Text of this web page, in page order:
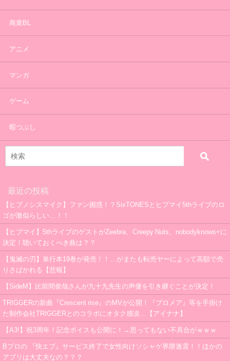
商業BL
アニメ
マンガ
ゲーム
暇つぶし
最近の投稿
【ヒプノシスマイク】ファン困惑！？SixTONESとヒプマイ5thライブのロ
ゴが激似らしい…！！
【ヒプマイ】5thライブのゲストがZeebra、Creepy Nuts、nobodyknows+に
決定！聴いておくべき曲は？？
【鬼滅の刃】単行本19巻が発売！！…がまたも転売ヤーによって高額で売
りさばかれる【悲報】
【SideM】比留間俊哉さんが九十九先生の声優を引き継ぐことが決定！
TRIGGERの新曲『Crescent rise』のMVが公開！『プロメア』等を手掛け
た制作会社TRIGGERとのコラボにオタク感涙…【アイナナ】
【A3!】祝3周年！記念ボイスも公開に！→思ってもない不具合がｗｗｗ
Bプロの 『快エブ』サービス終了で女性向けソシャゲ界隈激震！！ほかの
アプリは大丈夫なの？？？